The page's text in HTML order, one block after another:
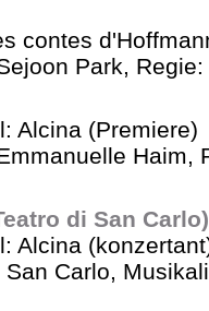
contes
Park,
Alcina (Premiere)
Haim,
di San Carlo)
Alcina
Carlo,